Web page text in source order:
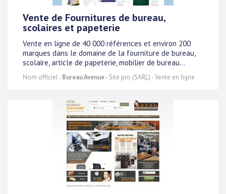
Vente de Fournitures de bureau,
scolaires et papeterie
Vente en ligne de 40 000 références et environ 200
marques dans le domaine de la fourniture de bureau,
scolaire, article de papeterie, mobilier de bureau...
Nom officiel : Bureau Avenue- Site pro (SARL) - Vente en ligne